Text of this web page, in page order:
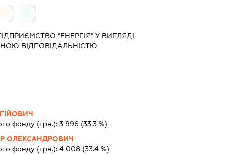
"ЕНЕРГІЯ" У ВИГЛЯДІ
ВІДПОВІДАЛЬНІСТЮ
фонду (грн.): 3 996 (33.3 %)
ОЛЕКСАНДРОВИЧ
фонду (грн.): 4 008(33.4 %)